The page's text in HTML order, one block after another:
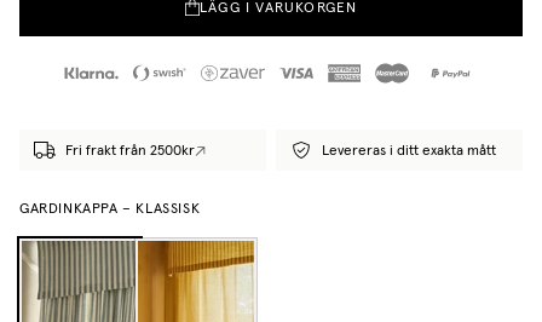
LÄGG I VARUKORGEN
Fri frakt från 2500kr Levereras i ditt exakta mått
GARDINKAPPA – KLASSISK